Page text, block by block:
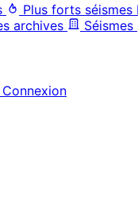
Plus forts séismes
archives
Connexion